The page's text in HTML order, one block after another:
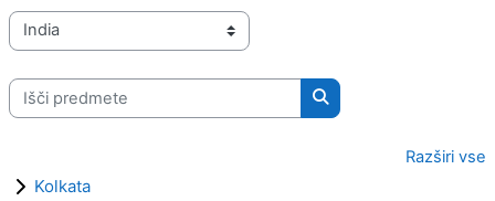
Kategorije predmetov
Išči predmete
Išči predmete
Razširi vse
Kolkata